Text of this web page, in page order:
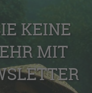
KEINE
MIT